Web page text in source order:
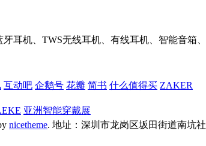
耳机、TWS无线耳机、有线耳机、智能音箱
互动吧 企鹅号 花瓣 简书 什么值得买 ZAKER
亚洲智能穿戴展
nicetheme. 地址：深圳市龙岗区坂田街道南坑